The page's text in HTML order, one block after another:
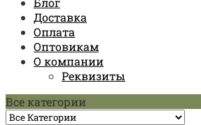
Доставка
Оплата
Оптовикам
О компании
Реквизиты
Все категории